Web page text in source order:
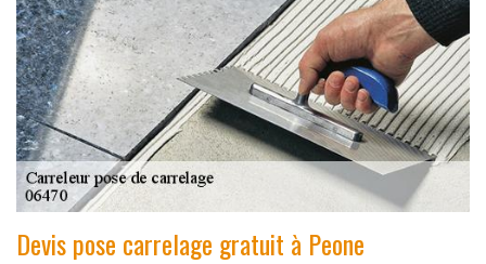
Devis pose carrelage gratuit à Peone